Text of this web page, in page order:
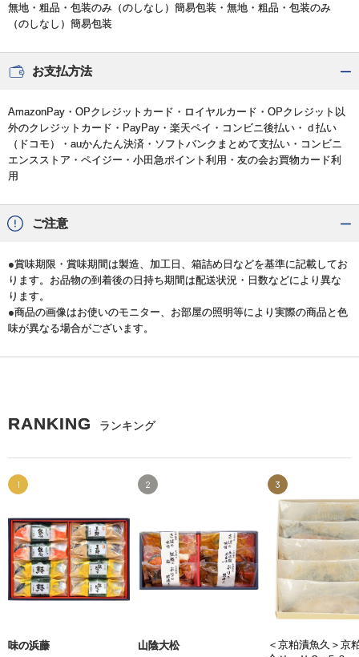
無地・粗品・包装のみ（のしなし）簡易包装・無地・粗品・包装のみ
（のしなし）簡易包装
お支払方法
AmazonPay・OPクレジットカード・ロイヤルカード・OPクレジット以
外のクレジットカード・PayPay・楽天ペイ・コンビニ後払い・ｄ払い
（ドコモ）・auかんたん決済・ソフトバンクまとめて支払い・コンビニ
エンスストア・ペイジー・小田急ポイント利用・友の会お買物カード利
用
ご注意
●賞味期限・賞味期間は製造、加工日、箱詰め日などを基準に記載してお
ります。お品物の到着後の日持ち期間は配送状況・日数などにより異な
ります。
●商品の画像はお使いのモニター、お部屋の照明等により実際の商品と色
味が異なる場合がございます。
RANKING ランキング
1
味の浜藤
2
山陰大松
3
＜京粕漬魚久＞京